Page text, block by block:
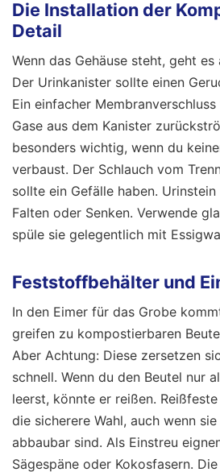
Die Installation der
Detail
Wenn das Gehäuse steht, geht es
Der Urinkanister sollte einen
Ein einfacher
Gase aus dem Kanister
besonders wichtig, wenn du
verbaust. Der Schlauch vom
sollte ein Gefälle haben.
Falten oder Senken. Verwende
spüle sie gelegentlich mit
Feststoffbehälter und
In den Eimer für das Grobe
greifen zu kompostierbaren
Aber Achtung: Diese zersetzen
schnell. Wenn du den Beutel nur
leerst, könnte er reißen.
die sicherere Wahl, auch wenn
abbaubar sind. Als Einstreu
Sägespäne oder Kokosfasern.